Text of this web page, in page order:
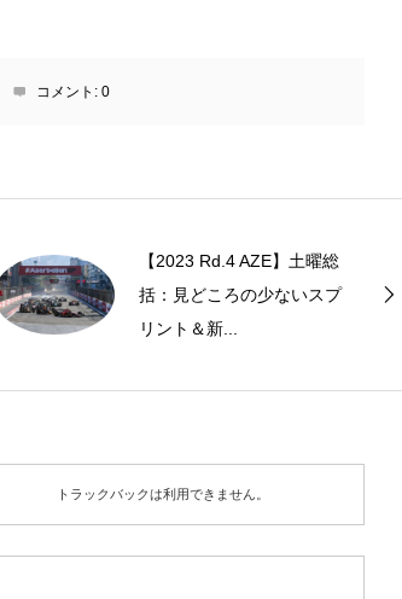
コメント: 0
【2023 Rd.4 AZE】土曜総
括：見どころの少ないスプ
リント＆新...
トラックバックは利用できません。